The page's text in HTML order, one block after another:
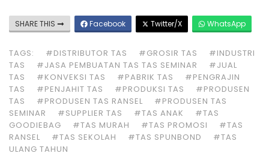
SHARE THIS Facebook Twitter/X WhatsApp
TAGS: #DISTRIBUTOR TAS #GROSIR TAS
#INDUSTRI
TAS
#JASA PEMBUATAN TAS TAS SEMINAR
#JUAL
TAS
#KONVEKSI TAS #PABRIK TAS
#PENGRAJIN
TAS
#PENJAHIT TAS #PRODUKSI TAS
#PRODUSEN
TAS
#PRODUSEN TAS RANSEL
#PRODUSEN TAS
SEMINAR
#SUPPLIER TAS #TAS ANAK
#TAS
GOODIEBAG
#TAS MURAH #TAS PROMOSI
#TAS
RANSEL
#TAS SEKOLAH #TAS SPUNBOND
#TAS
ULANG TAHUN